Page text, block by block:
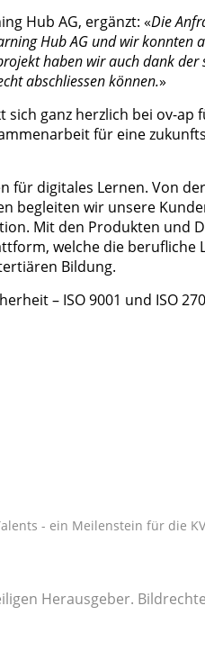
Hub AG, ergänzt: «Die
Hub AG und wir konnten
haben wir auch dank
abschliessen können.»
sich ganz herzlich bei ov-
für eine
für digitales Lernen. Von
begleiten wir unsere
Mit den Produkten und
welche die berufliche
Bildung.
– ISO 9001 und ISO
- ein Meilenstein für die
Herausgeber.